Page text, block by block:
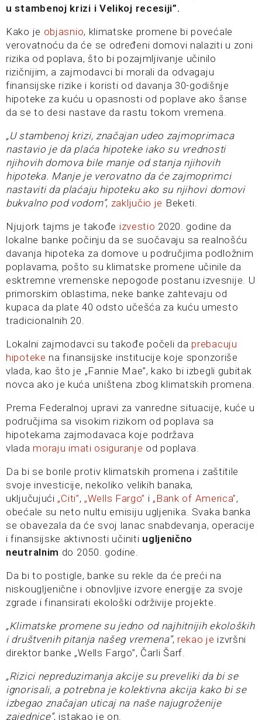
u stambenoj krizi i Velikoj recesiji”.
Kako je objasnio, klimatske promene bi povećale
verovatnoću da će se određeni domovi nalaziti u zoni
rizika od poplava, što bi pozajmljivanje učinilo
rizičnijim, a zajmodavci bi morali da odvagaju
finansijske rizike i koristi od davanja 30-godišnje
hipoteke za kuću u opasnosti od poplave ako šanse
da se to desi nastave da rastu tokom vremena.
„U stambenoj krizi, značajan udeo zajmoprimaca
nastavio je da plaća hipoteke iako su vrednosti
njihovih domova bile manje od stanja njihovih
hipoteka. Manje je verovatno da će zajmoprimci
nastaviti da plaćaju hipoteku ako su njihovi domovi
bukvalno pod vodom”, zaključio je Beketi.
Njujork tajms je takođe izvestio 2020. godine da
lokalne banke počinju da se suočavaju sa realnošću
davanja hipoteka za domove u područjima podložnim
poplavama, pošto su klimatske promene učinile da
esktremne vremenske nepogode postanu izvesnije. U
primorskim oblastima, neke banke zahtevaju od
kupaca da plate 40 odsto učešća za kuću umesto
tradicionalnih 20.
Lokalni zajmodavci su takođe počeli da prebacuju
hipoteke na finansijske institucije koje sponzoriše
vlada, kao što je „Fannie Mae”, kako bi izbegli gubitak
novca ako je kuća uništena zbog klimatskih promena.
Prema Federalnoj upravi za vanredne situacije, kuće u
područjima sa visokim rizikom od poplava sa
hipotekama zajmodavaca koje podržava
vlada moraju imati osiguranje od poplava.
Da bi se borile protiv klimatskih promena i zaštitile
svoje investicije, nekoliko velikih banaka,
uključujući „Citi”, „Wells Fargo” i „Bank of America”,
obećale su neto nultu emisiju ugljenika. Svaka banka
se obavezala da će svoj lanac snabdevanja, operacije
i finansijske aktivnosti učiniti ugljenično
neutralnim do 2050. godine.
Da bi to postigle, banke su rekle da će preći na
niskougljenične i obnovljive izvore energije za svoje
zgrade i finansirati ekološki održivije projekte.
„Klimatske promene su jedno od najhitnijih ekoloških
i društvenih pitanja našeg vremena”, rekao je izvršni
direktor banke „Wells Fargo”, Čarli Šarf.
„Rizici nepreduzimanja akcije su preveliki da bi se
ignorisali, a potrebna je kolektivna akcija kako bi se
izbegao značajan uticaj na naše najugroženije
zajednice”, istakao je on.